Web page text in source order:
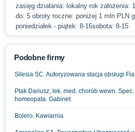
zasięg działania: lokalny rok założenia:
do: 5 obroty roczne: poniżej 1 mln PLN
poniedziałek - piątek: 8-16sobota: 8-15
Podobne firmy
Silesia SC. Autoryzowana stacja obsługi
Ptak Dariusz, lek. med. chorób wewn.
homeopata. Gabinet
Bolero. Kawiarnia